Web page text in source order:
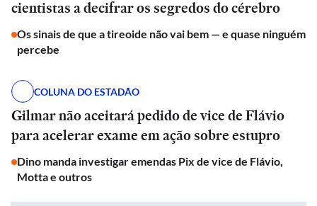
cientistas a decifrar os segredos do cérebro
Os sinais de que a tireoide não vai bem — e quase ninguém
percebe
COLUNA DO ESTADÃO
Gilmar não aceitará pedido de vice de Flávio
para acelerar exame em ação sobre estupro
Dino manda investigar emendas Pix de vice de Flávio,
Motta e outros